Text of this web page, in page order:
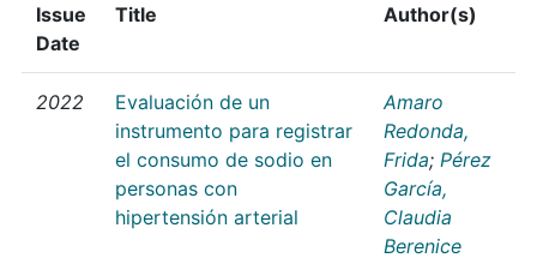
Issue
Date
Title Author(s)
2022
Evaluación de un
instrumento para registrar
el consumo de sodio en
personas con
hipertensión arterial
Amaro
Redonda,
Frida; Pérez
García,
Claudia
Berenice